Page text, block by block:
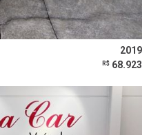
2019
R$ 68.923